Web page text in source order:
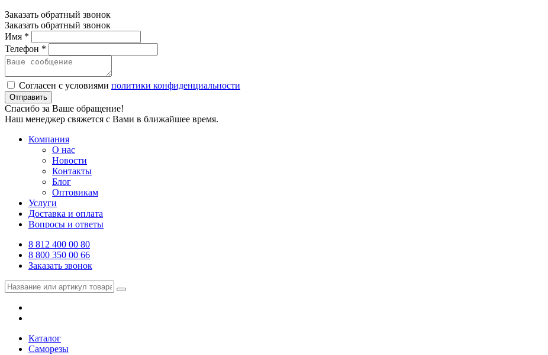
Заказать обратный звонок
Заказать обратный звонок
Имя *
Телефон *
Согласен с условиями политики конфиденциальности
Отправить
Спасибо за Ваше обращение!
Наш менеджер свяжется с Вами в ближайшее время.
Компания
О нас
Новости
Контакты
Блог
Оптовикам
Услуги
Доставка и оплата
Вопросы и ответы
8 812 400 00 80
8 800 350 00 66
Заказать звонок
Каталог
Саморезы